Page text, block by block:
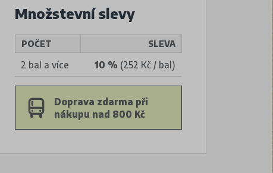
Množstevní slevy
POČET SLEVA
2 bal a více 10 % (252 Kč / bal)
Doprava zdarma při
nákupu nad 800 Kč